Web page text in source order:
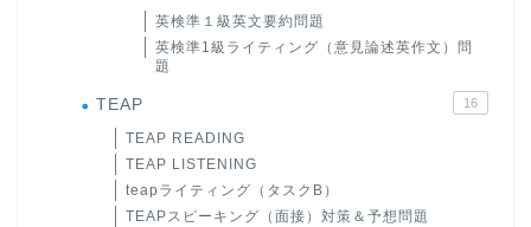
英検準１級英文要約問題
英検準1級ライティング（意見論述英作文）問
題
TEAP 16
TEAP READING
TEAP LISTENING
teapライティング（タスクB）
TEAPスピーキング（面接）対策＆予想問題